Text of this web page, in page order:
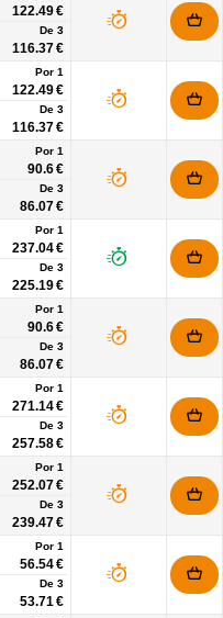
122.49 €
De 3
116.37 €
Por 1
122.49 €
De 3
116.37 €
Por 1
90.6 €
De 3
86.07 €
Por 1
237.04 €
De 3
225.19 €
Por 1
90.6 €
De 3
86.07 €
Por 1
271.14 €
De 3
257.58 €
Por 1
252.07 €
De 3
239.47 €
Por 1
56.54 €
De 3
53.71 €